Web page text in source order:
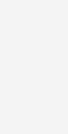
că ți-ai acordat